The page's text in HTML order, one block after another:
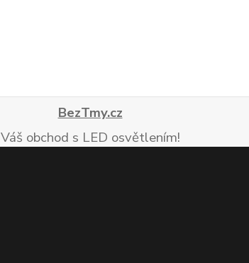
BezTmy.cz
Váš obchod s LED osvětlením!